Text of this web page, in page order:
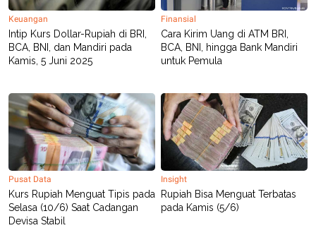
Keuangan
Intip Kurs Dollar-Rupiah di BRI,
BCA, BNI, dan Mandiri pada
Kamis, 5 Juni 2025
Finansial
Cara Kirim Uang di ATM BRI,
BCA, BNI, hingga Bank Mandiri
untuk Pemula
Pusat Data
Kurs Rupiah Menguat Tipis pada
Selasa (10/6) Saat Cadangan
Devisa Stabil
Insight
Rupiah Bisa Menguat Terbatas
pada Kamis (5/6)